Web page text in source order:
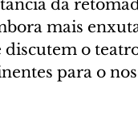
da
mais
discutem o
para o